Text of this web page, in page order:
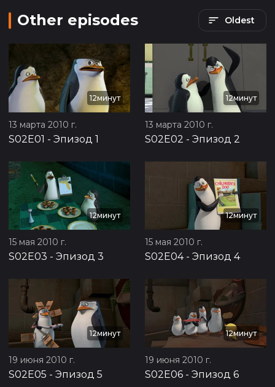
Other episodes Oldest
12минут
13 марта 2010 г.
S02E01 - Эпизод 1
12минут
13 марта 2010 г.
S02E02 - Эпизод 2
12минут
15 мая 2010 г.
S02E03 - Эпизод 3
12минут
15 мая 2010 г.
S02E04- Эпизод 4
12минут
19 июня 2010 г.
S02E05 - Эпизод 5
12минут
19 июня 2010 г.
S02E06 - Эпизод 6